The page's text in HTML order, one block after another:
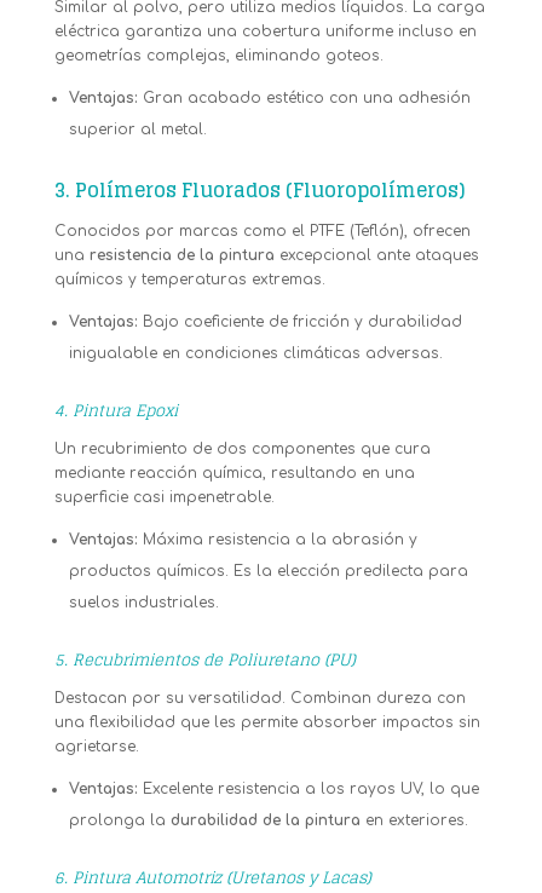
Similar al polvo, pero utiliza medios líquidos. La carga
eléctrica garantiza una cobertura uniforme incluso en
geometrías complejas, eliminando goteos.
Ventajas: Gran acabado estético con una adhesión
superior al metal.
3. Polímeros Fluorados (Fluoropolímeros)
Conocidos por marcas como el PTFE (Teflón), ofrecen
una resistencia de la pintura excepcional ante ataques
químicos y temperaturas extremas.
Ventajas: Bajo coeficiente de fricción y durabilidad
inigualable en condiciones climáticas adversas.
4. Pintura Epoxi
Un recubrimiento de dos componentes que cura
mediante reacción química, resultando en una
superficie casi impenetrable.
Ventajas: Máxima resistencia a la abrasión y
productos químicos. Es la elección predilecta para
suelos industriales.
5. Recubrimientos de Poliuretano (PU)
Destacan por su versatilidad. Combinan dureza con
una flexibilidad que les permite absorber impactos sin
agrietarse.
Ventajas: Excelente resistencia a los rayos UV, lo que
prolonga la durabilidad de la pintura en exteriores.
6. Pintura Automotriz (Uretanos y Lacas)